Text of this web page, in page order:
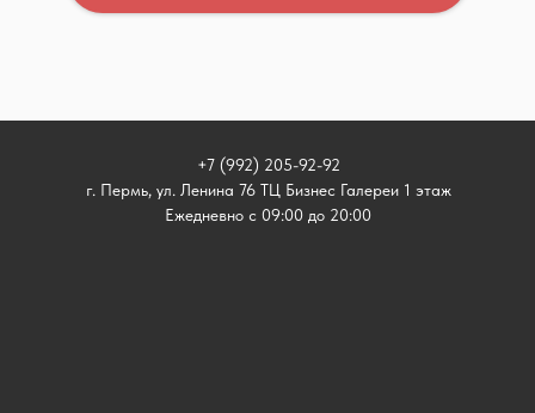
+7 (992) 205-92-92
г. Пермь, ул. Ленина 76 ТЦ Бизнес Галереи 1 этаж
Ежедневно с 09:00 до 20:00